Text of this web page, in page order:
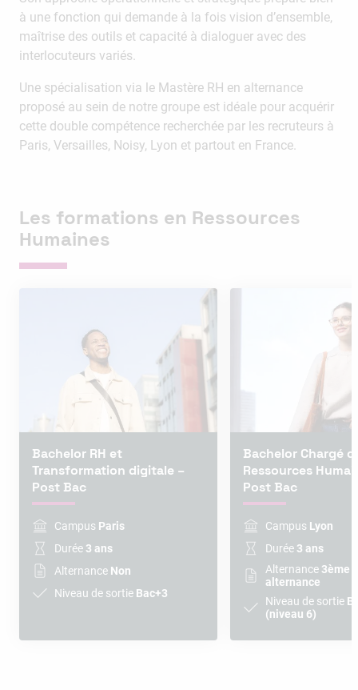
à une fonction qui demande à la fois vision d’ensemble,
maîtrise des outils et capacité à dialoguer avec des
interlocuteurs variés.
Une spécialisation via le Mastère RH en alternance
proposé au sein de notre groupe est idéale pour acquérir
cette double compétence recherchée par les recruteurs à
Paris, Versailles, Noisy, Lyon et partout en France.
Les formations en Ressources
Humaines
Bachelor RH et
Transformation digitale –
Post Bac
Campus Paris
Durée 3 ans
Alternance Non
Niveau de sortie Bac+3
Bachelor Chargé
Ressources
Post Bac
Campus Lyon
Durée 3 ans
Alternance 3ème
alternance
Niveau de sortie
(niveau 6)